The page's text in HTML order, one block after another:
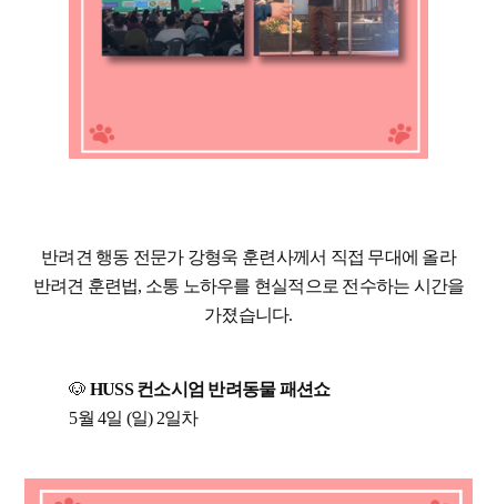
반려견 행동 전문가 강형욱 훈련사께서 직접 무대에 올라
반려견 훈련법, 소통 노하우를 현실적으로 전수하는 시간을
가졌습니다.
🐶 HUSS 컨소시엄 반려동물 패션쇼
5월 4일 (일) 2일차